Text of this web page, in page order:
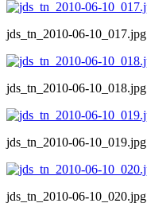
jds_tn_2010-06-10_017.jpg
jds_tn_2010-06-10_018.jpg
jds_tn_2010-06-10_019.jpg
jds_tn_2010-06-10_020.jpg